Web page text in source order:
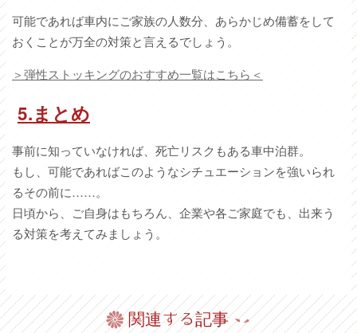
可能であれば車内にご家族の人数分、あらかじめ備蓄をして
おくことが万全の対策と言えるでしょう。
＞弾性ストッキングのおすすめ一覧はこちら＜
5.まとめ
事前に知っていなければ、死亡リスクもある車中泊群。
もし、可能であればこのようなシチュエーションを強いられ
るその前に……。
日頃から、ご自身はもちろん、企業や各ご家庭でも、出来う
る対策を考えてみましょう。
関連する記事